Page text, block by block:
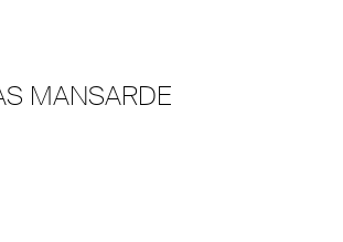
MANSARDE